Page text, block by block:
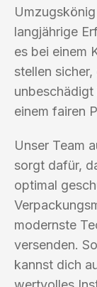
langjährige
es bei einem
stellen
einem fairen
Unser Team
sorgt dafür,
optimal
modernste
versenden.
kannst dich